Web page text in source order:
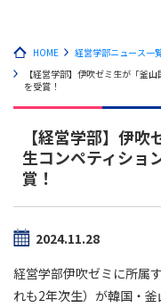
HOME
経営学部ニュース一
【経営学部】伊吹ゼミ生が「釜
を受賞！
【経営学部】伊
生コンペティショ
賞！
2024.11.28
経営学部伊吹ゼミに所属
れも2年次生）が韓国・